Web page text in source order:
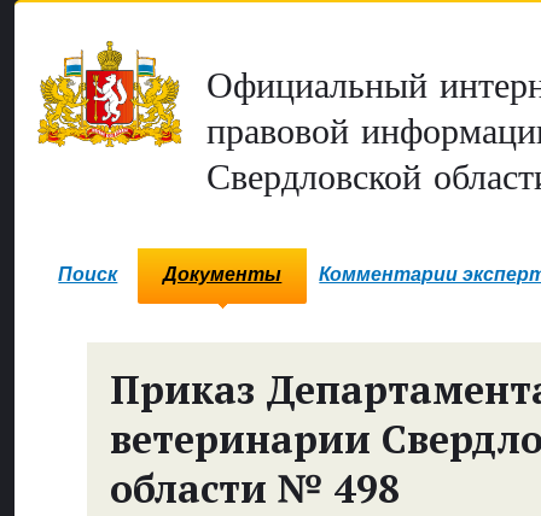
Официальный
правовой
Свердловской
Поиск Документы Комментарии
Приказ
ветеринарии
области № 498